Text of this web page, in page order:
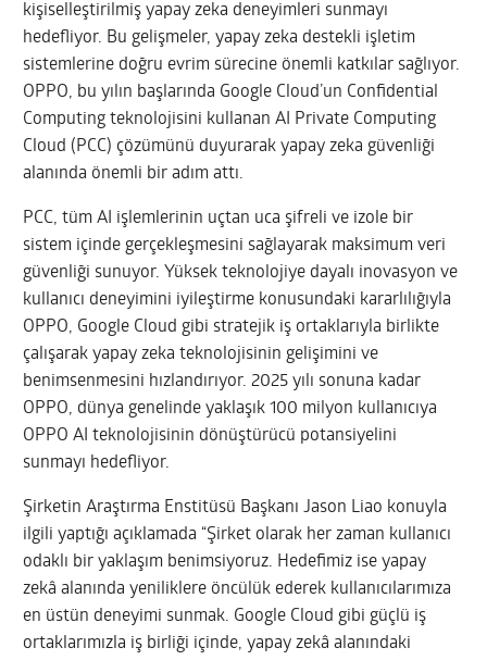
kişiselleştirilmiş yapay zeka deneyimleri sunmayı
hedefliyor. Bu gelişmeler, yapay zeka destekli işletim
sistemlerine doğru evrim sürecine önemli katkılar sağlıyor.
OPPO, bu yılın başlarında Google Cloud’un Confidential
Computing teknolojisini kullanan AI Private Computing
Cloud (PCC) çözümünü duyurarak yapay zeka güvenliği
alanında önemli bir adım attı.
PCC, tüm AI işlemlerinin uçtan uca şifreli ve izole bir
sistem içinde gerçekleşmesini sağlayarak maksimum veri
güvenliği sunuyor. Yüksek teknolojiye dayalı inovasyon ve
kullanıcı deneyimini iyileştirme konusundaki kararlılığıyla
OPPO, Google Cloud gibi stratejik iş ortaklarıyla birlikte
çalışarak yapay zeka teknolojisinin gelişimini ve
benimsenmesini hızlandırıyor. 2025 yılı sonuna kadar
OPPO, dünya genelinde yaklaşık 100 milyon kullanıcıya
OPPO AI teknolojisinin dönüştürücü potansiyelini
sunmayı hedefliyor.
Şirketin Araştırma Enstitüsü Başkanı Jason Liao konuyla
ilgili yaptığı açıklamada “Şirket olarak her zaman kullanıcı
odaklı bir yaklaşım benimsiyoruz. Hedefimiz ise yapay
zekâ alanında yeniliklere öncülük ederek kullanıcılarımıza
en üstün deneyimi sunmak. Google Cloud gibi güçlü iş
ortaklarımızla iş birliği içinde, yapay zekâ alanındaki